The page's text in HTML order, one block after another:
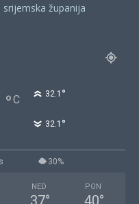
županija
°C 32.1 °
32.1 °
30%
NED
37°
PON
40°